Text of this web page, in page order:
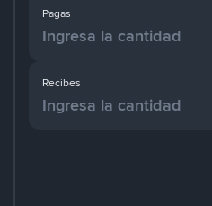
Pagas
Recibes